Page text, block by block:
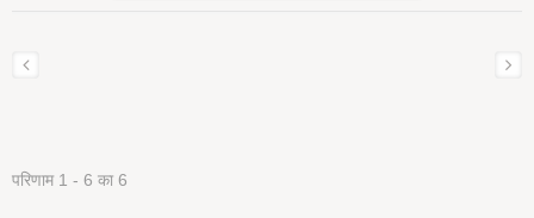
परिणाम 1 - 6 का 6